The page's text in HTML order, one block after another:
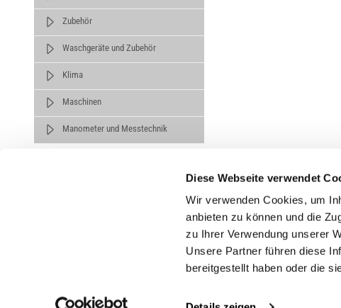
Diese Webseite verwendet
Wir verwenden Cookies, um
anbieten zu können und die
zu Ihrer Verwendung unserer
Unsere Partner führen diese
bereitgestellt haben oder die
Zubehör
Waschgeräte und Zubehör
Klima
Maschinen
Manometer und Messtechnik
Unternehmen
Über uns